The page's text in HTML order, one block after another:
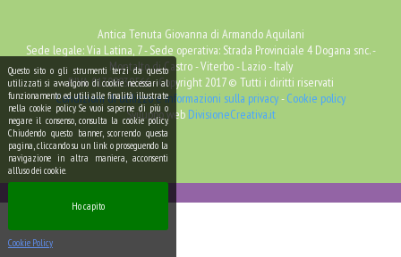
Questo sito o gli strumenti terzi da questo
utilizzati si avvalgono di cookie necessari al
funzionamento ed utili alle finalità illustrate
nella cookie policy. Se vuoi saperne di più o
negare il consenso, consulta la cookie policy.
Chiudendo questo banner, scorrendo questa
pagina, cliccando su un link o proseguendo la
navigazione in altra maniera, acconsenti
all’uso dei cookie.
Ho capito
Cookie Policy
Antica Tenuta Giovanna di Armando Aquilani
Sede legale: Via Latina, 7 - Sede operativa: Strada Provinciale 4 Dogana snc. -
Montalto di Castro - Viterbo - Lazio - Italy
P.IVA 01309930566 - Copyright 2017 © Tutti i diritti riservati
Condizioni di utilizzo e informazioni sulla privacy-Cookie policy
Sviluppo web DivisioneCreativa.it